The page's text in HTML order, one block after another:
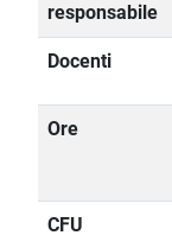
responsabile
Docenti
Ore
CFU